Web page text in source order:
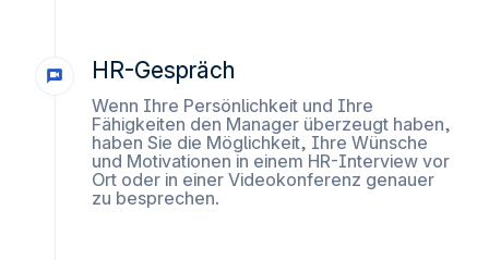
HR-Gespräch
Wenn Ihre Persönlichkeit und Ihre
Fähigkeiten den Manager überzeugt haben,
haben Sie die Möglichkeit, Ihre Wünsche
und Motivationen in einem HR-Interview vor
Ort oder in einer Videokonferenz genauer
zu besprechen.